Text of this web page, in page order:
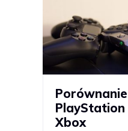
Porównanie
Xbox